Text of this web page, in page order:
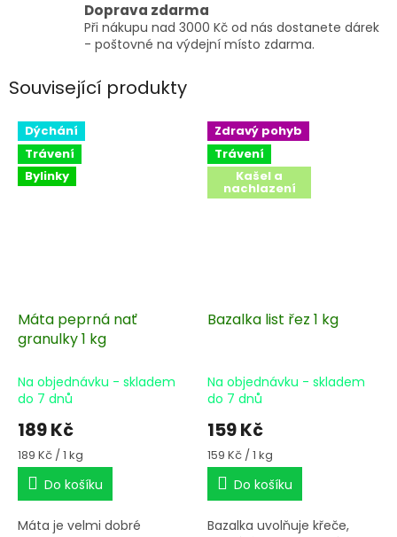
Doprava zdarma
Při nákupu nad 3000 Kč od nás dostanete dárek
- poštovné na výdejní místo zdarma.
Související produkty
Dýchání
Trávení
Bylinky
Máta peprná nať
granulky 1 kg
Na objednávku - skladem
do 7 dnů
189 Kč
Měrná
cena:
189 Kč / 1 kg
Do košíku
Máta je velmi dobré
Zdravý pohyb
Trávení
Kašel a
nachlazení
Bazalka list řez 1 kg
Na objednávku - skladem
do 7 dnů
159 Kč
Měrná
cena:
159 Kč / 1 kg
Do košíku
Bazalka uvolňuje křeče,